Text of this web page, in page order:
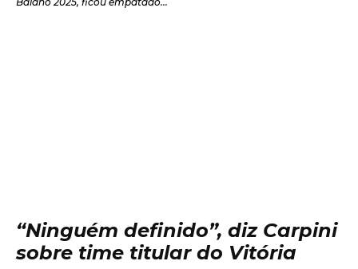
“Ninguém definido”, diz Carpini
sobre time titular do Vitória